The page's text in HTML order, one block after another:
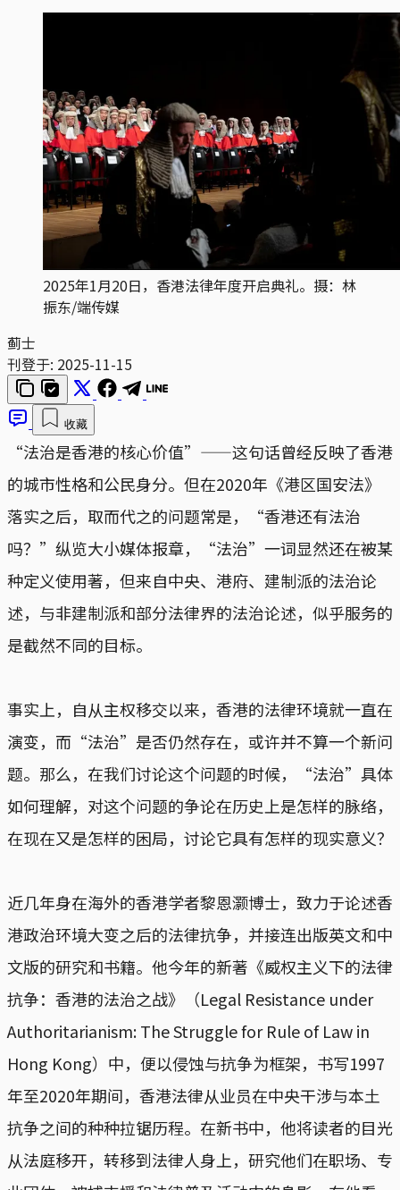
2025年1月20日，香港法律年度开启典礼。摄：林
振东/端传媒
蓟士
刊登于: 2025-11-15
收藏
“法治是香港的核心价值”——这句话曾经反映了香港
的城市性格和公民身分。但在2020年《港区国安法》
落实之后，取而代之的问题常是，“香港还有法治
吗？”纵览大小媒体报章，“法治”一词显然还在被某
种定义使用著，但来自中央、港府、建制派的法治论
述，与非建制派和部分法律界的法治论述，似乎服务的
是截然不同的目标。
事实上，自从主权移交以来，香港的法律环境就一直在
演变，而“法治”是否仍然存在，或许并不算一个新问
题。那么，在我们讨论这个问题的时候，“法治”具体
如何理解，对这个问题的争论在历史上是怎样的脉络，
在现在又是怎样的困局，讨论它具有怎样的现实意义？
近几年身在海外的香港学者黎恩灏博士，致力于论述香
港政治环境大变之后的法律抗争，并接连出版英文和中
文版的研究和书籍。他今年的新著《威权主义下的法律
抗争：香港的法治之战》（Legal Resistance under
Authoritarianism: The Struggle for Rule of Law in
Hong Kong）中，便以侵蚀与抗争为框架，书写1997
年至2020年期间，香港法律从业员在中央干涉与本土
抗争之间的种种拉锯历程。在新书中，他将读者的目光
从法庭移开，转移到法律人身上，研究他们在职场、专